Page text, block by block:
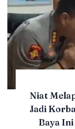
Niat
Jadi
Baya